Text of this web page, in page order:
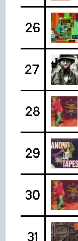
26
27
28
29
30
31